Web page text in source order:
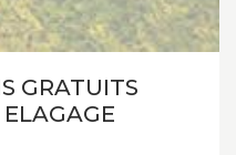
GRATUITS